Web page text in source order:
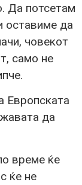
Да потсетам
оставиме да
човекот
само не
Европската
да
време ќе
ќе не